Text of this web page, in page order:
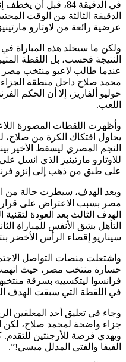
في الدقيقة 84، قبل
الدقيقة الثالثة من الوقت
عرضية رائعة من لاوتارو
ولكن ما سيخلد هذه المباراة
النتيجة فحسب، بل اللقطة
عندما طالب لاعبو منتخب
محمد صلاح داخل منطقة الجزاء
خوليو ألفاريز، إلا أن الحكم
اللعب.
وأظهرت اللقطات المصورة
يحاول افتكاك الكرة من
النجم المصري ليسقط الأخير
للاوتارو مارتينيز الذي انسل
على طبق من ذهب إلى إنزو
وبعد الهدف، سيطرت حالة من
مصر بسبب الاعتراض على
الهدف الثالث بعد العودة
التأهل بشق الأنفس للمباراة
سيناريو إقصاء الرأس الأخضر بنتيجة 3-2 بعد التمديد للوقت
واشتعلت منصات التواصل
خسارة منتخب مصر، حيث اتهمت
فرانسوا ليتكسييه بسرقة
في اللقطة التي سبقت الهدف
وجاء في تعليق أحد المعلقين
جزاء واضحة لمحمد صلاح، لكن
ويهدي فرصة للأرجنتين
الفيفا والفتى المدلل ميسي!”.